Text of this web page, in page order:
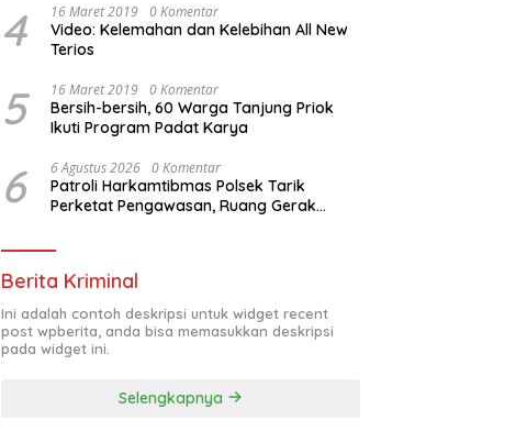
4 16 Maret 2019 0 Komentar
Video: Kelemahan dan Kelebihan All New
Terios
5 16 Maret 2019 0 Komentar
Bersih-bersih, 60 Warga Tanjung Priok
Ikuti Program Padat Karya
6 6 Agustus 2026 0 Komentar
Patroli Harkamtibmas Polsek Tarik
Perketat Pengawasan, Ruang Gerak
Berita Kriminal
Ini adalah contoh deskripsi untuk widget recent
post wpberita, anda bisa memasukkan deskripsi
pada widget ini.
Selengkapnya